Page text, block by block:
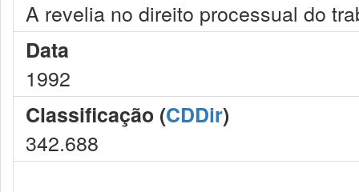
A revelia no direito processual do
Data
1992
Classificação (CDDir)
342.688